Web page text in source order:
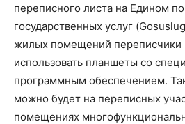
переписного листа на Едином
государственных услуг
жилых помещений переписчики
использовать планшеты со
программным обеспечением.
можно будет на переписных
помещениях